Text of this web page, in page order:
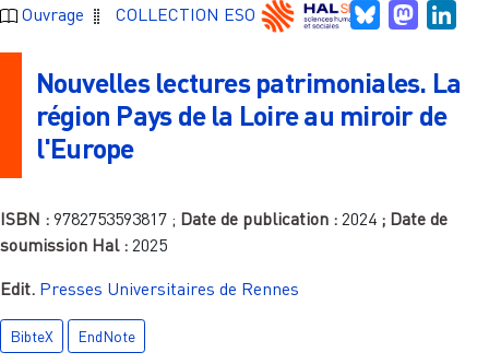
Ouvrage COLLECTION ESO Bluesky
Nouvelles lectures patrimoniales. La
région Pays de la Loire au miroir de
l'Europe
ISBN : 9782753593817 ; Date de publication : 2024 ; Date de
soumission Hal : 2025
Edit. Presses Universitaires de Rennes
BibteX EndNote